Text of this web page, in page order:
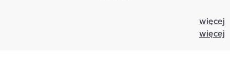
więcej
więcej